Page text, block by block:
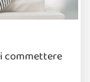
commettere